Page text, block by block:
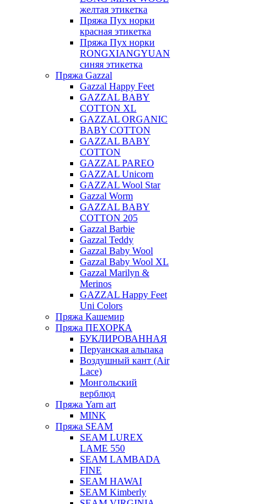
желтая этикетка
Пряжа Пух норки
красная этикетка
Пряжа Пух норки
RONGXIANGYUAN
синяя этикетка
Пряжа Gazzal
Gazzal Happy Feet
GAZZAL BABY
COTTON XL
GAZZAL ORGANIC
BABY COTTON
GAZZAL BABY
COTTON
GAZZAL PAREO
GAZZAL Unicorn
GAZZAL Wool Star
Gazzal Worm
GAZZAL BABY
COTTON 205
Gazzal Barbie
Gazzal Teddy
Gazzal Baby Wool
Gazzal Baby Wool XL
Gazzal Marilyn &
Merinos
GAZZAL Happy Feet
Uni Colors
Пряжа Кашемир
Пряжа ПЕХОРКА
БУКЛИРОВАННАЯ
Перуанская альпака
Воздушный кант (Air
Lace)
Монгольский
верблюд
Пряжа Yarn art
MINK
Пряжа SEAM
SEAM LUREX
LAME 550
SEAM LAMBADA
FINE
SEAM HAWAI
SEAM Kimberly